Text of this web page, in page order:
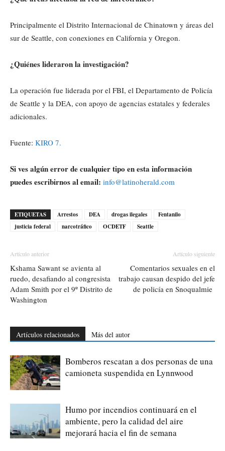
Principalmente el Distrito Internacional de Chinatown y áreas del
sur de Seattle, con conexiones en California y Oregon.
¿Quiénes lideraron la investigación?
La operación fue liderada por el FBI, el Departamento de Policía
de Seattle y la DEA, con apoyo de agencias estatales y federales
adicionales.
Fuente: KIRO 7.
Si ves algún error de cualquier tipo en esta información
puedes escribirnos al email: info@latinoherald.com
ETIQUETAS Arrestos DEA drogas ilegales
Fentanilo
justicia federal
narcotráfico OCDETF Seattle
Artículo anterior
Kshama Sawant se avienta al
ruedo, desafiando al congresista
Adam Smith por el 9º Distrito de
Washington
Artículo siguiente
Comentarios sexuales en el
trabajo causan despido del jefe
de policía en Snoqualmie
Artículos relacionados Más del autor
Bomberos rescatan a dos personas de una
camioneta suspendida en Lynnwood
Humo por incendios continuará en el
ambiente, pero la calidad del aire
mejorará hacia el fin de semana